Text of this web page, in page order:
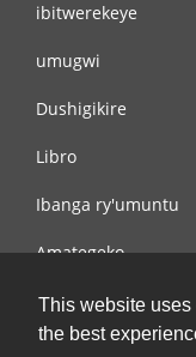
This website
the best
ibitwerekeye
umugwi
Dushigikire
Libro
Ibanga ry'umuntu
Amategeko
Turondere